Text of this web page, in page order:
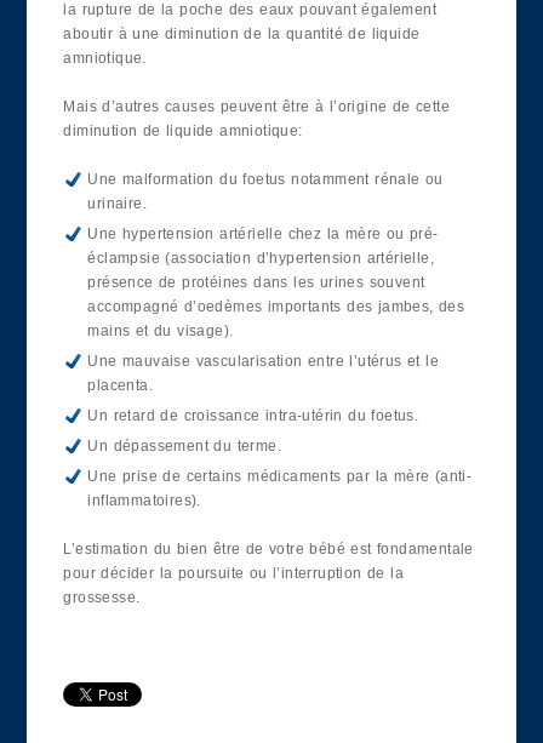
la rupture de la poche des eaux pouvant également
aboutir à une diminution de la quantité de liquide
amniotique.
Mais d’autres causes peuvent être à l’origine de cette
diminution de liquide amniotique:
Une malformation du foetus notamment rénale ou
urinaire.
Une hypertension artérielle chez la mère ou pré-
éclampsie (association d’hypertension artérielle,
présence de protéines dans les urines souvent
accompagné d’oedèmes importants des jambes, des
mains et du visage).
Une mauvaise vascularisation entre l’utérus et le
placenta.
Un retard de croissance intra-utérin du foetus.
Un dépassement du terme.
Une prise de certains médicaments par la mère (anti-
inflammatoires).
L’estimation du bien être de votre bébé est fondamentale
pour décider la poursuite ou l’interruption de la
grossesse.